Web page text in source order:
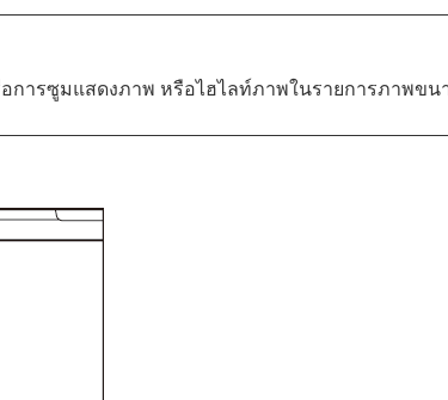
การซูมแสดงภาพ หรือไฮไลท์ภาพในรายการภาพขน